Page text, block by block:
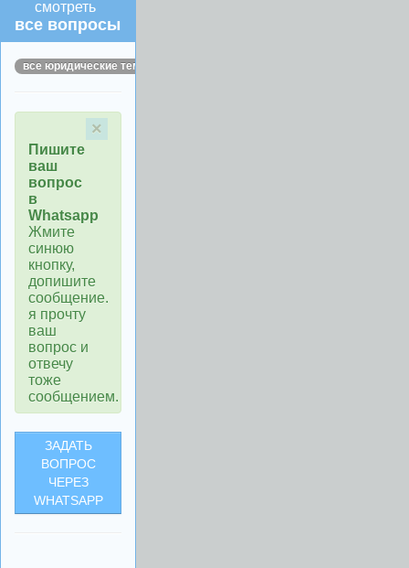
смотреть
все вопросы
все юридические темы
×
Пишите
ваш
вопрос
в
Whatsapp
Жмите
синюю
кнопку,
допишите
сообщение.
я прочту
ваш
вопрос и
отвечу
тоже
сообщением.
ЗАДАТЬ
ВОПРОС
ЧЕРЕЗ
WHATSAPP